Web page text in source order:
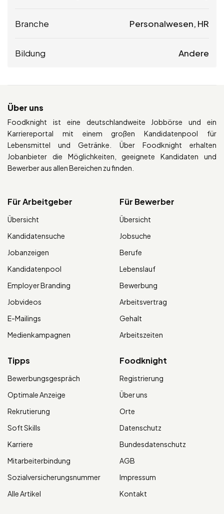
Branche Personalwesen, HR
Bildung Andere
Über uns
Foodknight ist eine deutschlandweite Jobbörse und ein
Karriereportal mit einem großen Kandidatenpool für
Lebensmittel und Getränke. Über Foodknight erhalten
Jobanbieter die Möglichkeiten, geeignete Kandidaten und
Bewerber aus allen Bereichen zu finden.
Für Arbeitgeber
Übersicht
Kandidatensuche
Jobanzeigen
Kandidatenpool
Employer Branding
Jobvideos
E-Mailings
Medienkampagnen
Für Bewerber
Übersicht
Jobsuche
Berufe
Lebenslauf
Bewerbung
Arbeitsvertrag
Gehalt
Arbeitszeiten
Tipps
Bewerbungsgespräch
Optimale Anzeige
Rekrutierung
Soft Skills
Karriere
Mitarbeiterbindung
Sozialversicherungsnummer
Alle Artikel
Foodknight
Registrierung
Über uns
Orte
Datenschutz
Bundesdatenschutz
AGB
Impressum
Kontakt